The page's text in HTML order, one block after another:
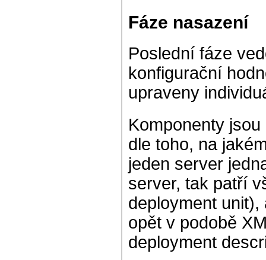
Fáze nasazení
Poslední fáze
konfigurační
upraveny
Komponenty
dle toho, na
jeden server
server, tak patří
deployment
opět v podobě
deployment